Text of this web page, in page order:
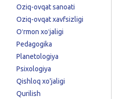
Oziq-ovqat sanoati
Oziq-ovqat xavfsizligi
Oʻrmon xoʻjaligi
Pedagogika
Planetologiya
Psixologiya
Qishloq xo'jaligi
Qurilish